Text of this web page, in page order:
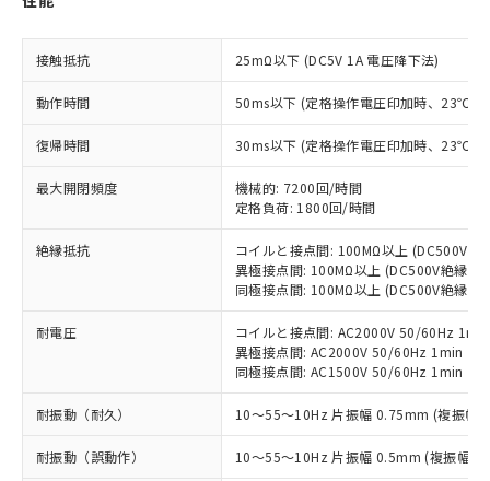
接触抵抗 25mΩ以下 (DC5V 1A 電圧降下法)
動作時間 50ms以下 (定格操作電圧印加時、23℃、
復帰時間 30ms以下 (定格操作電圧印加時、23℃、
最大開閉頻度
機械的: 7200回/時間
定格負荷: 1800回/時間
絶縁抵抗
コイルと接点間: 100MΩ以上 (DC500V絶
異極接点間: 100MΩ以上 (DC500V絶縁抵
同極接点間: 100MΩ以上 (DC500V絶縁抵
耐電圧
コイルと接点間: AC2000V 50/60Hz 1min
異極接点間: AC2000V 50/60Hz 1min
同極接点間: AC1500V 50/60Hz 1min
耐振動（耐久） 10～55～10Hz 片振幅 0.75mm (複振幅
耐振動（誤動作） 10～55～10Hz 片振幅 0.5mm (複振幅
ご利用条件
以下の条件をお読みいただき、同意のうえ
ご利用ください。
本サービスは、当社制御機器事業取扱
商品の当社在庫状況および標準価格
(税抜)を提供させていただくもので
当社制御機器事業取扱商品の中には、
本サービスの対象外となる商品もある
ことをご了承ください。
在庫状況および標準価格照会結果は、
記載している更新日時点での社内デー
タに基づき作成されるものであり、閲
覧された時点での実際の在庫および標
準価格とは異なる場合があることをご
了承ください。
対応予定：EU RoHS指令（10物質）の非含
有に対応した製品に切り替える予定のある
対応予定なし：EU RoHS指令（10物質）の
非含有に非対応の商品で、対応品を出す予
定はありません。
非含有の対応状況を調査中または確認中の
非該当品：ライセンス料など無形物で、有
害物質有無と関係のない商品です。
仕入先様の事情により、非含有部品として
いたものが、含有品と判明した場合などや
むを得ず変更することがあります。
*EU RoHS指令（10物質）：
鉛(Pb) 1000ppm以下、 水銀(Hg) 1000ppm以下、 カド
ミウム(Cd) 100ppm以下、
類(PBB) 1000ppm以下、ポリ臭化ジフェニルエーテル類
(PBDE) 1000ppm以下、フタル酸ビス(2-エチルヘキシ
※1 中国RoHS○×表
「○」：最大均質材料含有率が中国RoHSの
基準値以下であることを示します。
「×」：最大均質材料含有率が中国RoHSの
基準値を超えていることを示します。
「－」：未確認です。当社販売部門へお問
Pb(鉛) :1000ppm、 Hg(水銀) : 1000ppm、 Cd(カドミウ
Cr(Ⅵ)(六価クロム) : 1000ppm、 PBBs(ポリ臭化ビフェ
ニル類) : 1000ppm、 PBDEs(ポリ臭化ジフェニルエーテ
当社は、これら貴社製品のうち、外国
為替および外国貿易法に定める商品
（以下｢規制貨物等」という）を輸出
または国外への提供する場合は、日本
国政府の輸出許可(または役務取引許
可)を取得するなどの必要な手続きを
とります。
号
○ 一定数以上の在庫あり